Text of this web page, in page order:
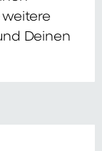
Deinen